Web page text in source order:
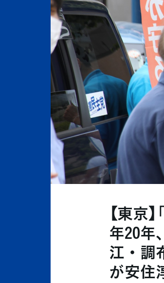
【東京
年20年
江・調
が安住